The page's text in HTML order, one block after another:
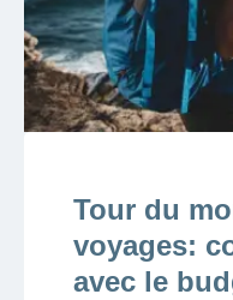
Tour du
voyages:
avec le